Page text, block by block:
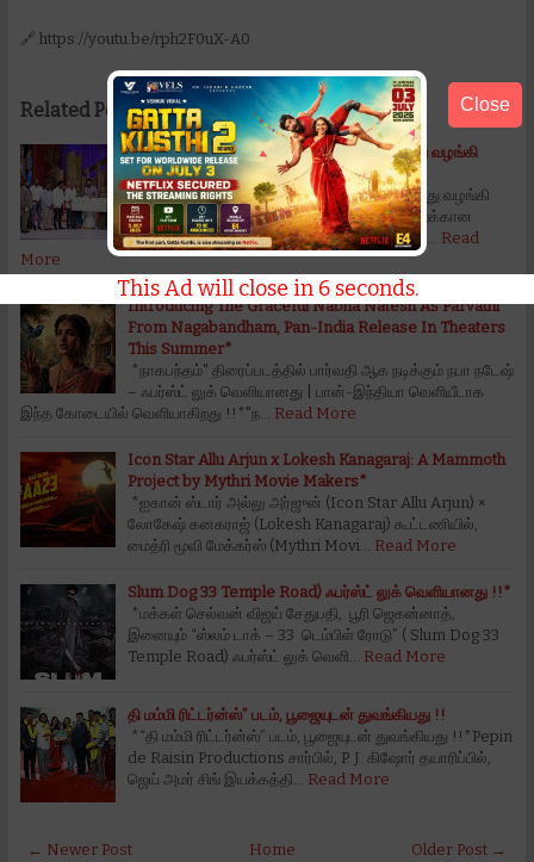
🔗 https://youtu.be/rph2F0uX-A0
Related Posts:
உழவுக்காக உழைப்பவர்களை மேடையேற்றி விருது வழங்கி
கெளரவித்த நடிகர் கார்த்தி*…
*உழவுக்காக உழைப்பவர்களை மேடையேற்றி விருது வழங்கி
கெளரவித்த நடிகர் கார்த்தி*… *விவசாயத் துறைக்கான
அர்ப்பணிப்பை கொண்டாடிய ‘உழவர் விருதுகள் 2…
Read
More
Introducing The Graceful Nabha Natesh As Parvathi
From Nagabandham, Pan-India Release In Theaters
This Summer*
*நாகபந்தம்" திரைப்படத்தில் பார்வதி ஆக நடிக்கும் நபா நடேஷ்
– ஃபர்ஸ்ட் லுக் வெளியானது | பான்-இந்தியா வெளியீடாக
இந்த கோடையில் வெளியாகிறது !!*"ந…
Read More
Icon Star Allu Arjun x Lokesh Kanagaraj: A Mammoth
Project by Mythri Movie Makers*
*ஐகான் ஸ்டார் அல்லு அர்ஜுன் (Icon Star Allu Arjun) ×
லோகேஷ் கனகராஜ் (Lokesh Kanagaraj) கூட்டணியில்,
மைத்ரி மூவி மேக்கர்ஸ் (Mythri Movi…
Read More
Slum Dog 33 Temple Road) ஃபர்ஸ்ட் லுக் வெளியானது !!*
*மக்கள் செல்வன் விஜய் சேதுபதி, பூரி ஜெகன்னாத்,
இனையும் “ஸ்லம் டாக் – 33 டெம்பிள் ரோடு” ( Slum Dog 33
Temple Road) ஃபர்ஸ்ட் லுக் வெளி…
Read More
தி மம்மி ரிட்டர்ன்ஸ்” படம், பூஜையுடன் துவங்கியது !!
*“தி மம்மி ரிட்டர்ன்ஸ்” படம், பூஜையுடன் துவங்கியது !!*Pepin
de Raisin Productions சார்பில், P. J. கிஷோர் தயாரிப்பில்,
ஜெய் அமர் சிங் இயக்கத்தி…
Read More
← Newer Post Older Post →
Home
Close
This Ad will close in 5seconds.